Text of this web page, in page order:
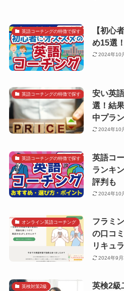
英語コーチングの特徴で探す
【初心
め15選
2024年10
英語コーチングの特徴で探す
安い英
選！結
中プラ
2024年10
英語コーチングの特徴で探す
英語コ
ランキ
評判も
2024年10
オンライン英語コーチング
フラミ
の口コ
リキュ
2024年9月
英検対策2級
英検2級